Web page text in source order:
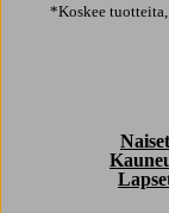
*Koskee tuotteita,
Naiset